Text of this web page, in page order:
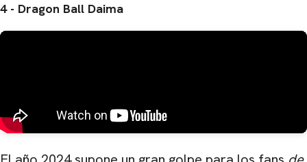
4 - Dragon Ball Daima